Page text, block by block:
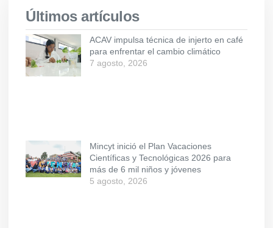
Últimos artículos
ACAV impulsa técnica de injerto en café
para enfrentar el cambio climático
7 agosto, 2026
Mincyt inició el Plan Vacaciones
Científicas y Tecnológicas 2026 para
más de 6 mil niños y jóvenes
5 agosto, 2026